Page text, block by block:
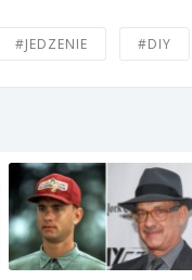
#JEDZENIE #DIY